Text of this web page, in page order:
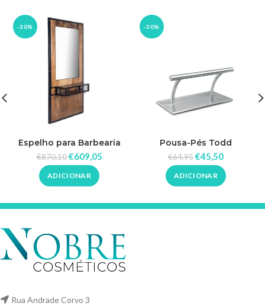
-30%
Espelho para Barbearia
Richard
€870,10 €609,05
ADICIONAR
-30%
Pousa-Pés Todd
€64,95€45,50
ADICIONAR
Rua Andrade Corvo 3